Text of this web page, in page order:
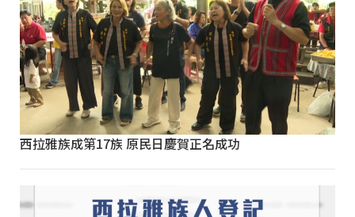
西拉雅族成第17族 原民日慶賀正名成功